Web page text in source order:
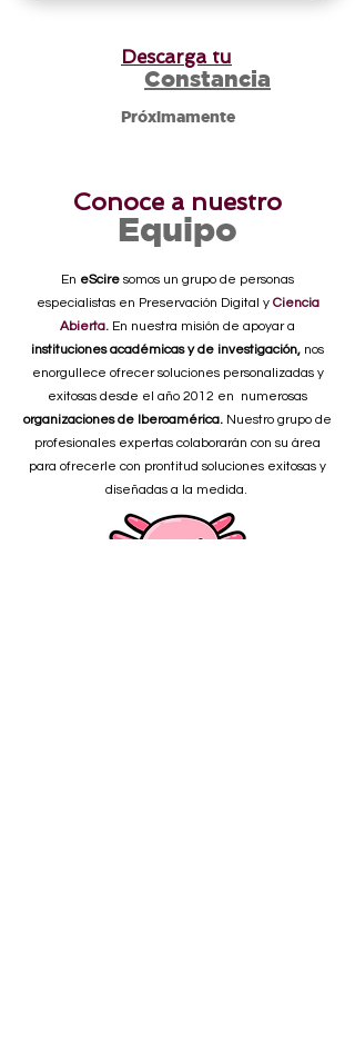
Descarga tu
Constancia
Próximamente
Conoce a nuestro
Equipo
En eScire somos un grupo de personas
especialistas en Preservación Digital y Ciencia
Abierta. En nuestra misión de apoyar a
instituciones académicas y de investigación, nos
enorgullece ofrecer soluciones personalizadas y
exitosas desde el año 2012 en numerosas
organizaciones de Iberoamérica. Nuestro grupo de
profesionales expertas colaborarán con su área
para ofrecerle con prontitud soluciones exitosas y
diseñadas a la medida.